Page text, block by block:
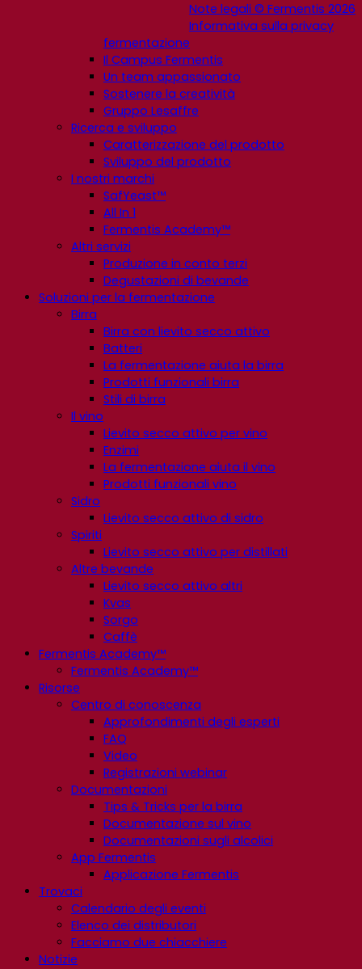
Note legali © Fermentis 2026
Informativa sulla privacy
fermentazione
Il Campus Fermentis
Un team appassionato
Sostenere la creatività
Gruppo Lesaffre
Ricerca e sviluppo
Caratterizzazione del prodotto
Sviluppo del prodotto
I nostri marchi
SafYeast™
All In 1
Fermentis Academy™
Altri servizi
Produzione in conto terzi
Degustazioni di bevande
Soluzioni per la fermentazione
Birra
Birra con lievito secco attivo
Batteri
La fermentazione aiuta la birra
Prodotti funzionali birra
Stili di birra
Il vino
Lievito secco attivo per vino
Enzimi
La fermentazione aiuta il vino
Prodotti funzionali vino
Sidro
Lievito secco attivo di sidro
Spiriti
Lievito secco attivo per distillati
Altre bevande
Lievito secco attivo altri
Kvas
Sorgo
Caffè
Fermentis Academy™
Fermentis Academy™
Risorse
Centro di conoscenza
Approfondimenti degli esperti
FAQ
Video
Registrazioni webinar
Documentazioni
Tips & Tricks per la birra
Documentazione sul vino
Documentazioni sugli alcolici
App Fermentis
Applicazione Fermentis
Trovaci
Calendario degli eventi
Elenco dei distributori
Facciamo due chiacchiere
Notizie